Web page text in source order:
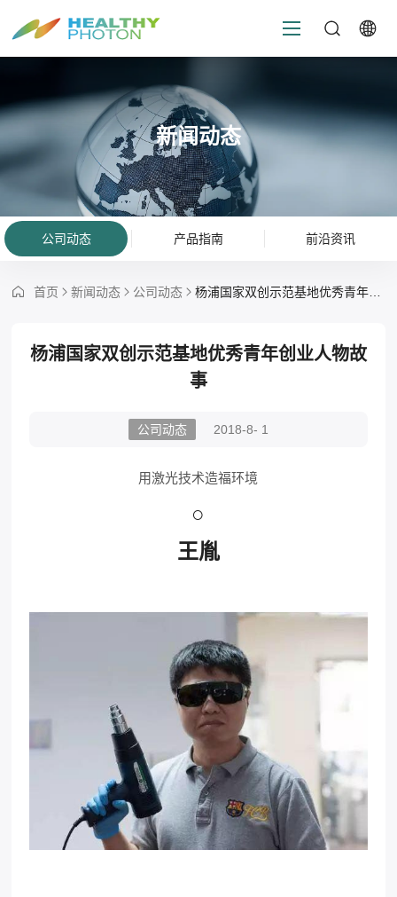
新闻动态
公司动态 产品指南 前沿资讯
首页 新闻动态 公司动态 杨浦国家双创示范基地优秀青年创业人物故事
杨浦国家双创示范基地优秀青年创业人物故
事
公司动态 2018-8- 1
用激光技术造福环境
○
王胤